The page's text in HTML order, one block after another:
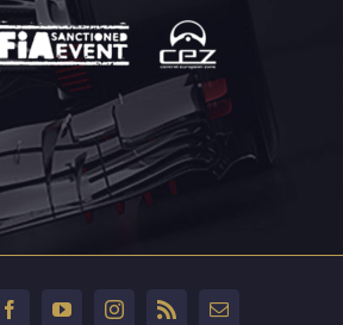
FacebookYouTubeInstagram
Rss Email